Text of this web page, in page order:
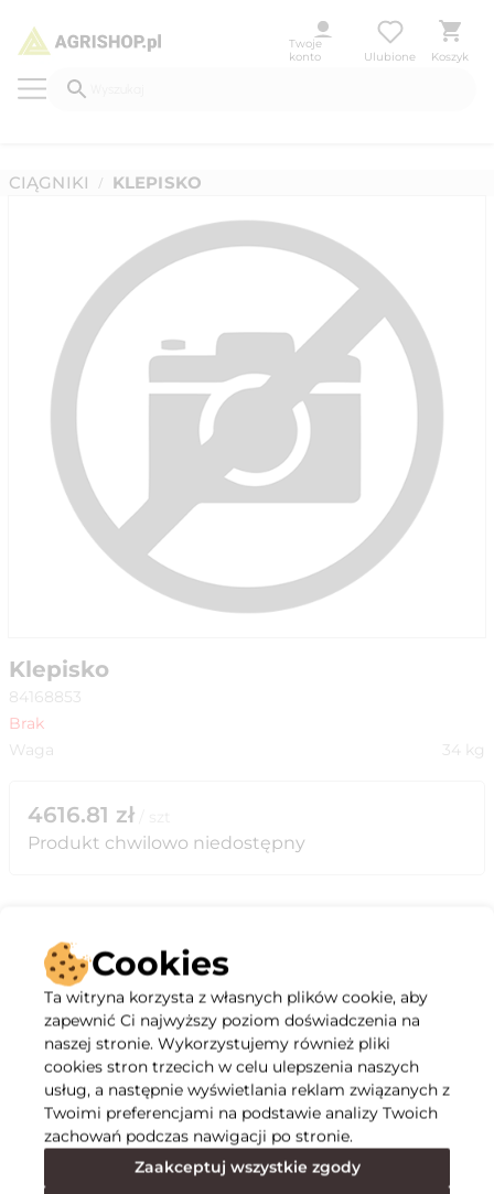
Twoje
konto
Ulubione Koszyk
CIĄGNIKI / KLEPISKO
Klepisko
84168853
Brak
Waga
34 kg
4616.81 zł
Produkt chwilowo niedostępny
Opis
Specyfikacja
Polecane
Cookies
Ta witryna korzysta z własnych plików cookie, aby
zapewnić Ci najwyższy poziom doświadczenia na
naszej stronie. Wykorzystujemy również pliki
cookies stron trzecich w celu ulepszenia naszych
usług, a następnie wyświetlania reklam związanych z
Twoimi preferencjami na podstawie analizy Twoich
zachowań podczas nawigacji po stronie.
Zaakceptuj wszystkie zgody